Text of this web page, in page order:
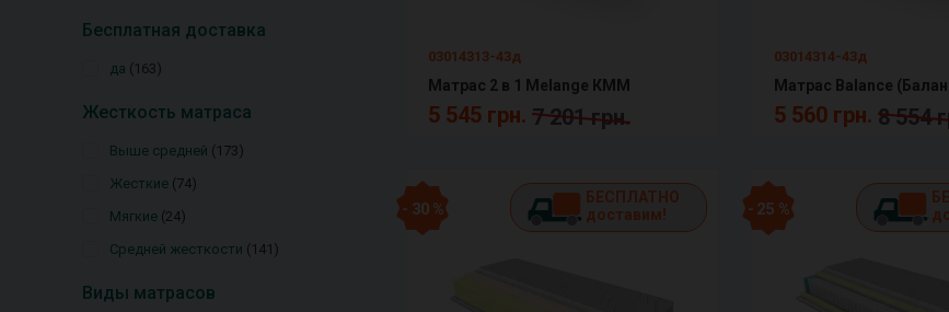
Бесплатная доставка
да 163
Жесткость матраса
Выше средней 173
Жесткие 74
Мягкие 24
Средней жесткости 141
Виды матрасов
03014313-43д
Матрас 2 в 1 Melange КММ
5 545 грн. 7 201 грн.
03014314-43д
5 560 грн. 8 554
- 30 %
БЕСПЛАТНО
доставим!
- 25 %